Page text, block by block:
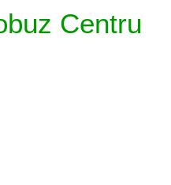
Centru